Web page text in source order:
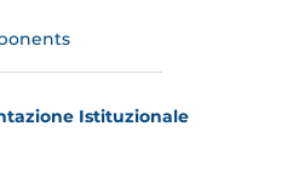
Istituzionale